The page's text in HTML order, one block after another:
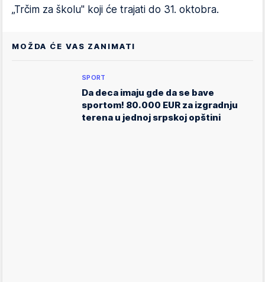
„Trčim za školu" koji će trajati do 31. oktobra.
MOŽDA ĆE VAS ZANIMATI
SPORT
Da deca imaju gde da se bave
sportom! 80.000 EUR za izgradnju
terena u jednoj srpskoj opštini